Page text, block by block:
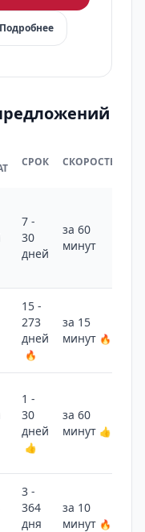
Подробнее
СРОК СКОРОСТЬ
7 -
30
дней
за 60
минут
15 -
273
дней
🔥
за 15
минут 🔥
1 -
30
дней
👍
за 60
минут 👍
3 -
364
дня
за 10
минут 🔥